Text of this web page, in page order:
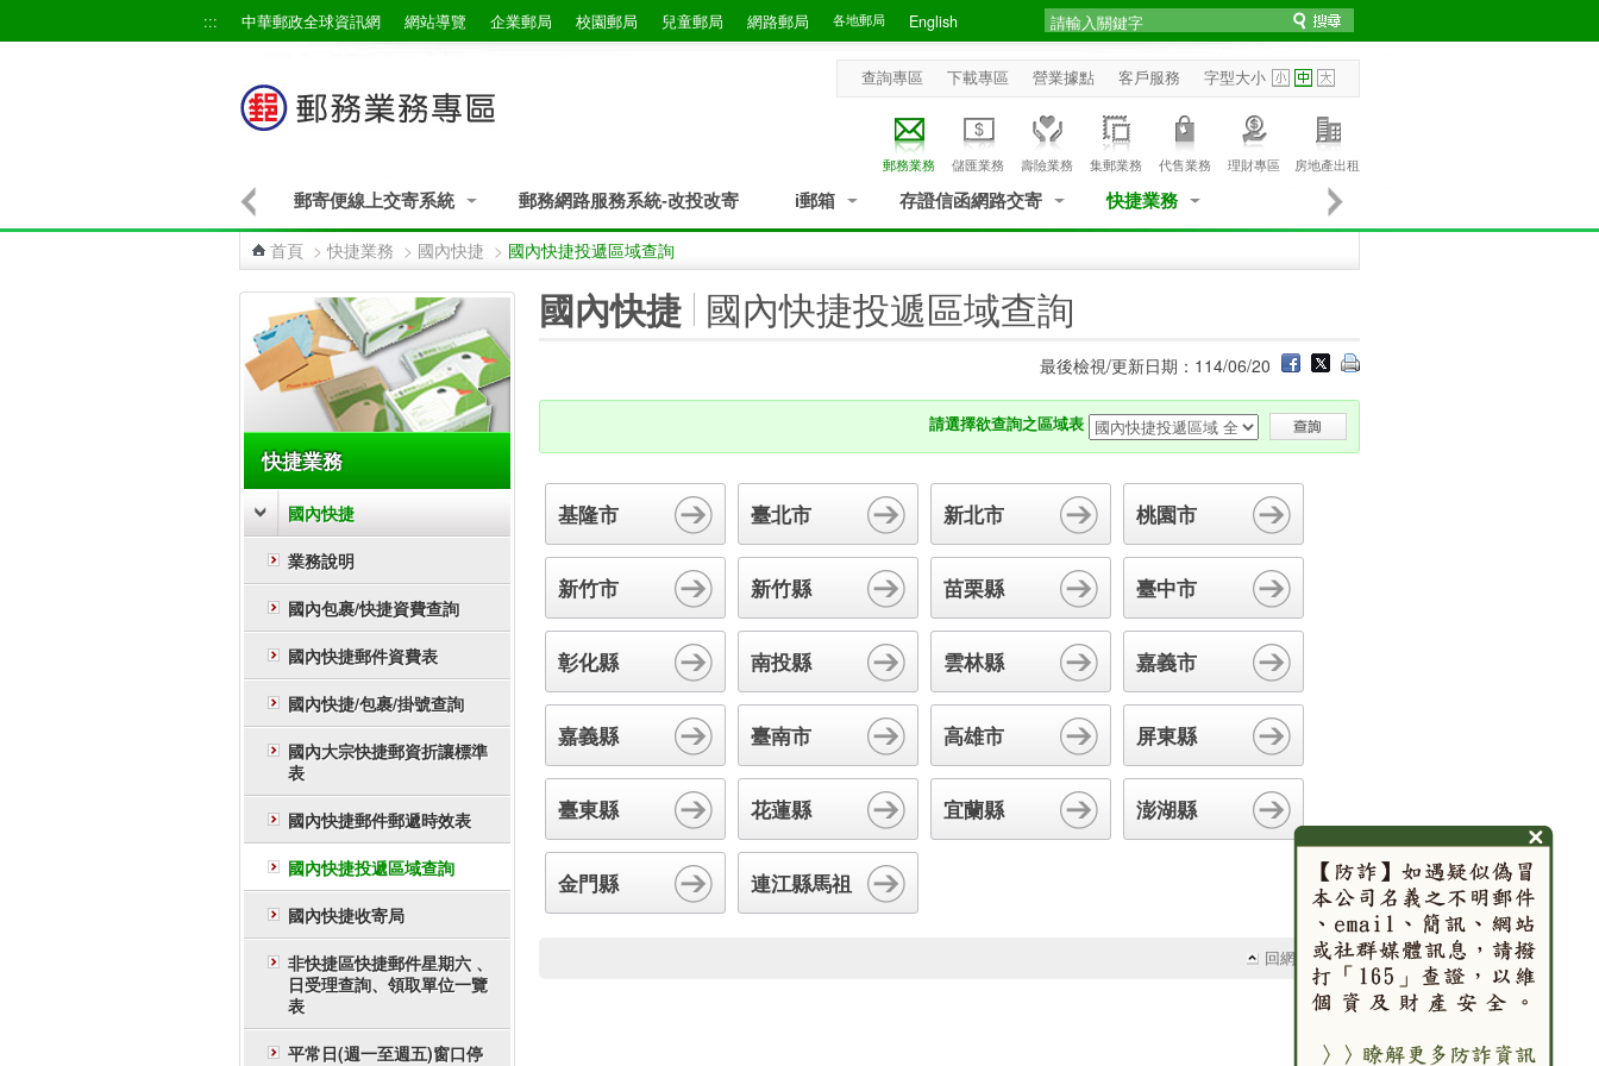
::: 中華郵政全球資訊網 網站導覽 企業郵局 校園郵局 兒童郵局 網路郵局 各地郵局 English
查詢專區 下載專區 營業據點 客戶服務 字型大小
郵務業務 儲匯業務 壽險業務 集郵業務 代售業務 理財專區 房地產出租
郵寄便線上交寄系統 郵務網路服務系統-改投改寄 i郵箱 存證信函網路交寄 快捷業務
首頁 >快捷業務 > 國內快捷 > 國內快捷投遞區域查詢
快捷業務
國內快捷
業務說明
國內包裹/快捷資費查詢
國內快捷郵件資費表
國內快捷/包裹/掛號查詢
國內大宗快捷郵資折讓標準
表
國內快捷郵件郵遞時效表
國內快捷投遞區域查詢
國內快捷收寄局
非快捷區快捷郵件星期六 、
日受理查詢、領取單位一覽
表
平常日(週一至週五)窗口停
國內快捷 國內快捷投遞區域查詢
最後檢視/更新日期：114/06/20
請選擇欲查詢之區域表
基隆市 臺北市 新北市 桃園市
新竹市 新竹縣 苗栗縣 臺中市
彰化縣 南投縣 雲林縣 嘉義市
嘉義縣 臺南市 高雄市 屏東縣
臺東縣 花蓮縣 宜蘭縣 澎湖縣
金門縣 連江縣馬祖
回網頁頂端